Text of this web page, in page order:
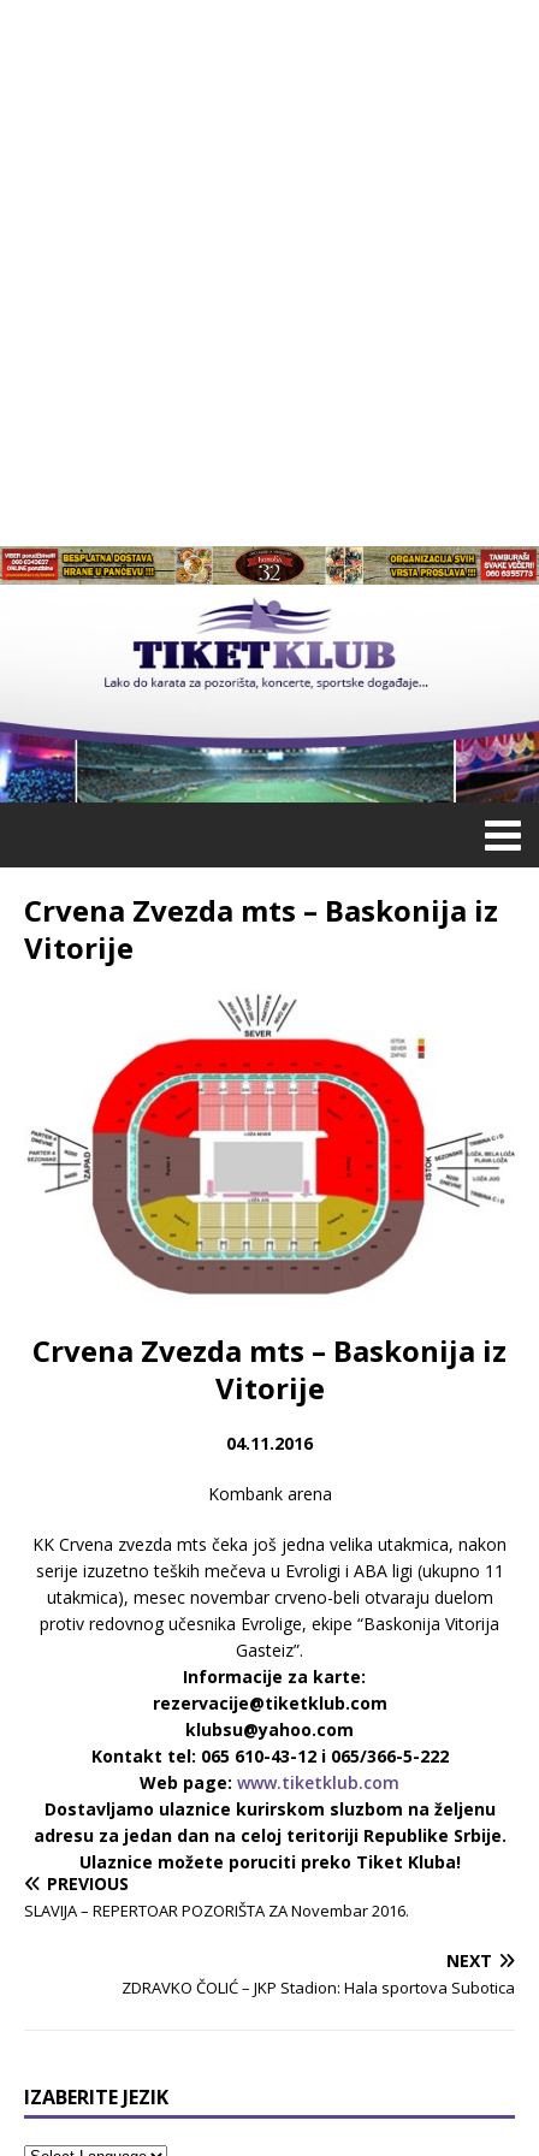
Crvena Zvezda mts – Baskonija iz
Vitorije
Crvena Zvezda mts – Baskonija iz
Vitorije
04.11.2016
Kombank arena
KK Crvena zvezda mts čeka još jedna velika utakmica, nakon
serije izuzetno teških mečeva u Evroligi i ABA ligi (ukupno 11
utakmica), mesec novembar crveno-beli otvaraju duelom
protiv redovnog učesnika Evrolige, ekipe “Baskonija Vitorija
Gasteiz”.
Informacije za karte:
rezervacije@tiketklub.com
klubsu@yahoo.com
Kontakt tel: 065 610-43-12 i 065/366-5-222
Web page: www.tiketklub.com
Dostavljamo ulaznice kurirskom sluzbom na željenu
adresu za jedan dan na celoj teritoriji Republike Srbije.
Ulaznice možete poruciti preko Tiket Kluba!
PREVIOUS
SLAVIJA – REPERTOAR POZORIŠTA ZA Novembar 2016.
NEXT
ZDRAVKO ČOLIĆ – JKP Stadion: Hala sportova Subotica
IZABERITE JEZIK